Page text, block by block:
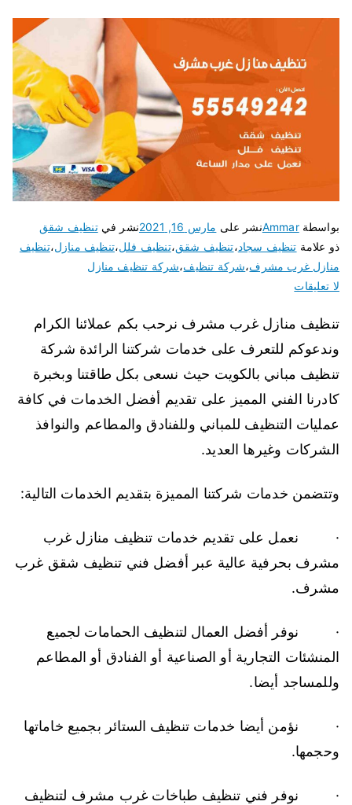
بواسطةAmmarنشر على مارس 16, 2021 نشر فيتنظيف شقق
ذو علامة تنظيف سجاد،تنظيف شقق،تنظيف فلل،تنظيف منازل،تنظيف
منازل غرب مشرف،شركة تنظيف،شركة تنظيف منازل
لا تعليقات
تنظيف منازل غرب مشرف نرحب بكم عملائنا الكرام
وندعوكم للتعرف على خدمات شركتنا الرائدة شركة
تنظيف مباني بالكويت حيث نسعى بكل طاقتنا وبخبرة
كادرنا الفني المميز على تقديم أفضل الخدمات في كافة
عمليات التنظيف للمباني وللفنادق والمطاعم والنوافذ
الشركات وغيرها العديد.
وتتضمن خدمات شركتنا المميزة بتقديم الخدمات التالية:
· نعمل على تقديم خدمات تنظيف منازل غرب
مشرف بحرفية عالية عبر أفضل فني تنظيف شقق غرب
مشرف.
· نوفر أفضل العمال لتنظيف الحمامات لجميع
المنشئات التجارية أو الصناعية أو الفنادق أو المطاعم
وللمساجد أيضا.
· نؤمن أيضا خدمات تنظيف الستائر بجميع خاماتها
وحجمها.
· نوفر فني تنظيف طباخات غرب مشرف لتنظيف